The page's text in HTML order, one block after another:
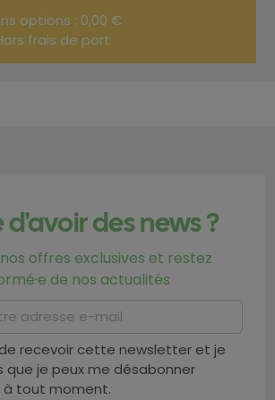
options : 0,00 €
frais de port
d'avoir des news ?
offres exclusives et restez
de nos actualités
recevoir cette newsletter et je
que je peux me désabonner
tout moment.